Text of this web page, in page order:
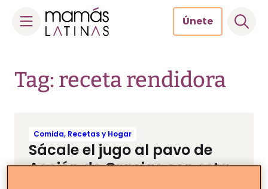
content
Únete
Tag: receta rendidora
Comida, Recetas y Hogar
Sácale el jugo al pavo de
Acción de Gracias con esta